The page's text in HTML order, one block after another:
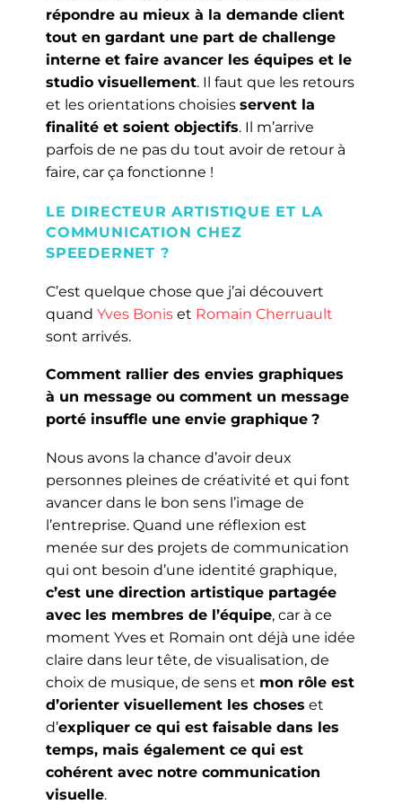
répondre au mieux à la demande client
tout en gardant une part de challenge
interne et faire avancer les équipes et le
studio visuellement. Il faut que les retours
et les orientations choisies servent la
finalité et soient objectifs. Il m’arrive
parfois de ne pas du tout avoir de retour à
faire, car ça fonctionne !
LE DIRECTEUR ARTISTIQUE ET LA
COMMUNICATION CHEZ
SPEEDERNET ?
C’est quelque chose que j’ai découvert
quand Yves Bonis et Romain Cherruault
sont arrivés.
Comment rallier des envies graphiques
à un message ou comment un message
porté insuffle une envie graphique ?
Nous avons la chance d’avoir deux
personnes pleines de créativité et qui font
avancer dans le bon sens l’image de
l’entreprise. Quand une réflexion est
menée sur des projets de communication
qui ont besoin d’une identité graphique,
c’est une direction artistique partagée
avec les membres de l’équipe, car à ce
moment Yves et Romain ont déjà une idée
claire dans leur tête, de visualisation, de
choix de musique, de sens et mon rôle est
d’orienter visuellement les choses et
d’expliquer ce qui est faisable dans les
temps, mais également ce qui est
cohérent avec notre communication
visuelle.